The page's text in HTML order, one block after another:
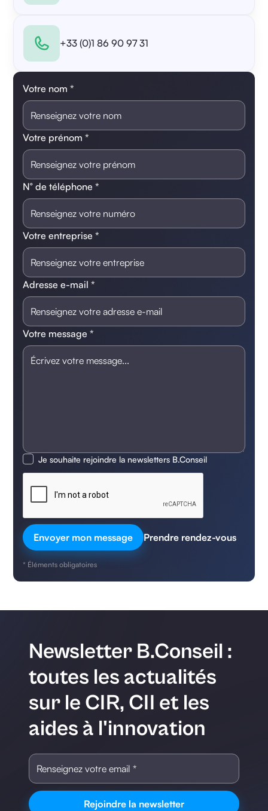
+33 (0)1 86 90 97 31
Votre nom *
Votre prénom *
N° de téléphone *
Votre entreprise *
Adresse e-mail *
Votre message *
Je souhaite rejoindre la newsletters B.Conseil
Prendre rendez-vous
* Éléments obligatoires
Newsletter B.Conseil :
toutes les actualités
sur le CIR, CII et les
aides à l'innovation